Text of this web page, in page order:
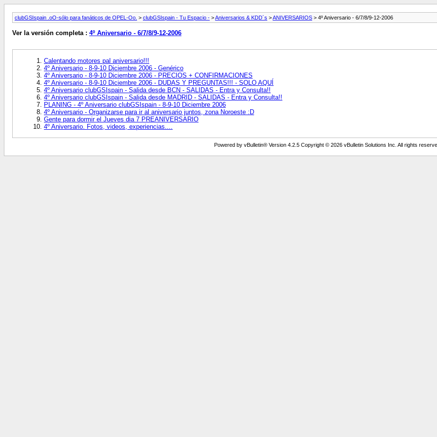
clubGSIspain .oO-sólo para fanáticos de OPEL-Oo. > clubGSIspain - Tu Espacio - >Aniversarios & KDD´s >ANIVERSARIOS > 4º Aniversario - 6/7/8/9-12-2006
Ver la versión completa : 4º Aniversario - 6/7/8/9-12-2006
Calentando motores pal aniversario!!!
4º Aniversario - 8-9-10 Diciembre 2006 - Genérico
4º Aniversario - 8-9-10 Diciembre 2006 - PRECIOS + CONFIRMACIONES
4º Aniversario - 8-9-10 Diciembre 2006 - DUDAS Y PREGUNTAS!!! - SOLO AQUÍ
4º Aniversario clubGSIspain - Salida desde BCN - SALIDAS - Entra y Consulta!!
4º Aniversario clubGSIspain - Salida desde MADRID - SALIDAS - Entra y Consulta!!
PLANING - 4º Aniversario clubGSIspain - 8-9-10 Diciembre 2006
4º Aniversario - Organizarse para ir al aniversario juntos, zona Noroeste :D
Gente para dormir el Jueves dia 7 PREANIVERSARIO
4º Aniversario. Fotos, videos, experiencias....
Powered by vBulletin® Version 4.2.5 Copyright © 2026 vBulletin Solutions Inc. All rights